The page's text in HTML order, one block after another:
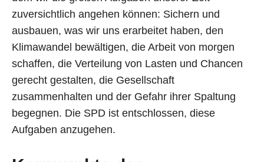
zuversichtlich angehen können: Sichern und
ausbauen, was wir uns erarbeitet haben, den
Klimawandel bewältigen, die Arbeit von morgen
schaffen, die Verteilung von Lasten und Chancen
gerecht gestalten, die Gesellschaft
zusammenhalten und der Gefahr ihrer Spaltung
begegnen. Die SPD ist entschlossen, diese
Aufgaben anzugehen.